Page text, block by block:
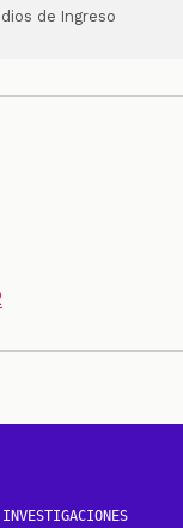
de Ingreso
INVESTIGACIONES